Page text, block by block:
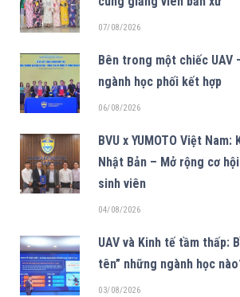
07/08/2026
Bên trong một chiếc UAV
ngành học phối kết hợp
06/08/2026
BVU x YUMOTO Việt
Nhật Bản – Mở rộng cơ
sinh viên
04/08/2026
UAV và Kinh tế tầm thấp:
tên” những ngành học
03/08/2026